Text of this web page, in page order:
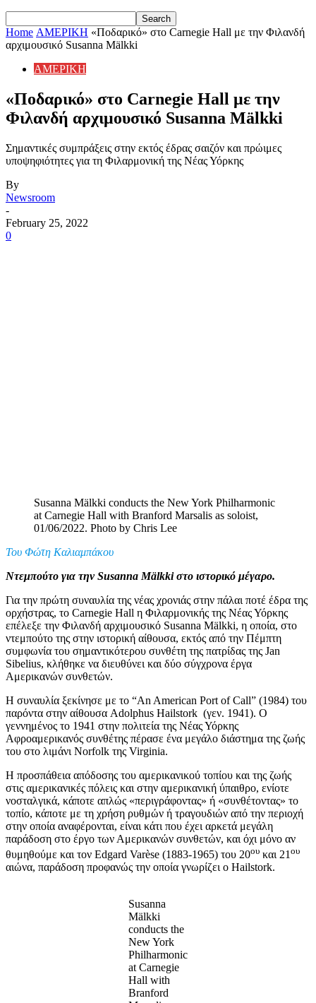
Home ΑΜΕΡΙΚΗ «Ποδαρικό» στο Carnegie Hall με την Φιλανδή
αρχιμουσικό Susanna Mälkki
ΑΜΕΡΙΚΗ
«Ποδαρικό» στο Carnegie Hall με την
Φιλανδή αρχιμουσικό Susanna Mälkki
Σημαντικές συμπράξεις στην εκτός έδρας σαιζόν και πρώιμες
υποψηφιότητες για τη Φιλαρμονική της Νέας Υόρκης
By
Newsroom
-
February 25, 2022
0
Susanna Mälkki conducts the New York Philharmonic
at Carnegie Hall with Branford Marsalis as soloist,
01/06/2022. Photo by Chris Lee
Του Φώτη Καλιαμπάκου
Ντεμπούτο για την Susanna Mälkki στο ιστορικό μέγαρο.
Για την πρώτη συναυλία της νέας χρονιάς στην πάλαι ποτέ έδρα της
ορχήστρας, το Carnegie Hall η Φιλαρμονικής της Νέας Υόρκης
επέλεξε την Φιλανδή αρχιμουσικό Susanna Mälkki, η οποία, στο
ντεμπούτο της στην ιστορική αίθουσα, εκτός από την Πέμπτη
συμφωνία του σημαντικότερου συνθέτη της πατρίδας της Jan
Sibelius, κλήθηκε να διευθύνει και δύο σύγχρονα έργα
Αμερικανών συνθετών.
Η συναυλία ξεκίνησε με το “An American Port of Call” (1984) του
παρόντα στην αίθουσα Adolphus Hailstork (γεν. 1941). Ο
γεννημένος το 1941 στην πολιτεία της Νέας Υόρκης
Αφροαμερικανός συνθέτης πέρασε ένα μεγάλο διάστημα της ζωής
του στο λιμάνι Norfolk της Virginia.
Η προσπάθεια απόδοσης του αμερικανικού τοπίου και της ζωής
στις αμερικανικές πόλεις και στην αμερικανική ύπαιθρο, ενίοτε
νοσταλγικά, κάποτε απλώς «περιγράφοντας» ή «συνθέτοντας» το
τοπίο, κάποτε με τη χρήση ρυθμών ή τραγουδιών από την περιοχή
στην οποία αναφέρονται, είναι κάτι που έχει αρκετά μεγάλη
παράδοση στο έργο των Αμερικανών συνθετών, και όχι μόνο αν
θυμηθούμε και τον Edgard Varèse (1883-1965) του 20ου και 21 ου
αιώνα, παράδοση προφανώς την οποία γνωρίζει ο Hailstork.
Susanna
Mälkki
conducts the
New York
Philharmonic
at Carnegie
Hall with
Branford